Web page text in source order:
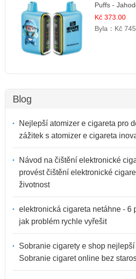
Puffs -
Krémová
Kč 373.00
Byla： Kč
Blog
Nejlepší atomizer e cigareta pro
zážitek s atomizer e cigareta
Návod na čištění elektronické
provést čištění elektronické
životnost
elektronická cigareta netáhne - 6
jak problém rychle vyřešit
Sobranie cigarety e shop
Sobranie cigaret online bez